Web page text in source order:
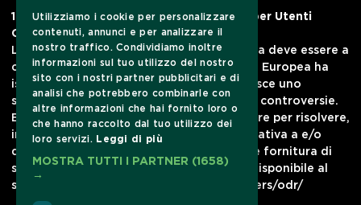
14. Risoluzione delle controversie online per Utenti
Consumator i
L’Utente Consumatore residente in Europa deve essere a
conoscenza del fatto che la Commissione Europea ha
istituito una piattaforma online che fornisce uno
strumento di risoluzione alternativa delle controversie.
Esso può essere utilizzato dal Consumatore per risolvere,
in via non giudiziale, ogni controversia relativa a e/o
derivante da contratti di vendita di beni e fornitura di
servizi stipulati online. La piattaforma è disponibile al
seguente indirizzo: ec.europa.eu/consumers/odr/
Utilizziamo i cookie per personalizzare
contenuti, annunci e per analizzare il
nostro traffico. Condividiamo inoltre
informazioni sul tuo utilizzo del nostro
sito con i nostri partner pubblicitari e di
analisi che potrebbero combinarle con
altre informazioni che hai fornito loro o
che hanno raccolto dal tuo utilizzo dei
loro servizi. Leggi di più
MOSTRA TUTTI I PARTNER (1658)
→